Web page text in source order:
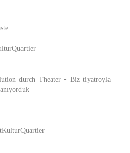
durch Theater • Biz tiyatroyla